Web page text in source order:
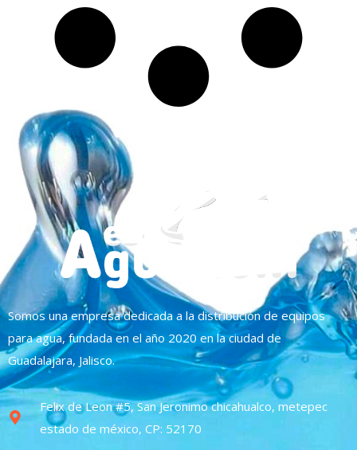
Somos una empresa dedicada a la distribución de equipos
para agua, fundada en el año 2020 en la ciudad de
Guadalajara, Jalisco.
Felix de Leon #5, San Jeronimo chicahualco, metepec
estado de méxico, CP: 52170